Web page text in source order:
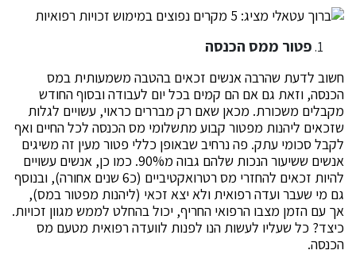
פטור ממס הכנסה
חשוב לדעת שהרבה אנשים זכאים בהטבה משמעותית במס
הכנסה, וזאת גם אם הם קמים בכל יום לעבודה ובסוף החודש
מקבלים משכורת. מכאן שאם רק מבררים כראוי, עשויים לגלות
שזכאים ליהנות מפטור קבוע מתשלומי מס הכנסה לכל החיים ואף
לקבל סכומי עתק. פה נרחיב שבאופן כללי פטור מעין זה משיגים
אנשים ששיעור הנכות שלהם גבוה מ90%. כמו כן, אנשים עשויים
להיות זכאים להחזרי מס רטרואקטיביים (כ6 שנים אחורה), ובנוסף
גם מי שעבר ועדה רפואית ולא יצא זכאי (ליהנות מפטור במס),
אך עם הזמן מצבו הרפואי החריף, יכול בהחלט לממש מגוון זכויות.
כיצד? כל שעליו לעשות הנו לפנות לוועדה רפואית מטעם מס
הכנסה.